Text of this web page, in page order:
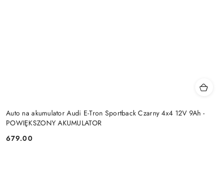
Auto na akumulator Audi E-Tron Sportback Czarny 4x4 12V 9Ah -
POWIĘKSZONY AKUMULATOR
Cena:
679.00